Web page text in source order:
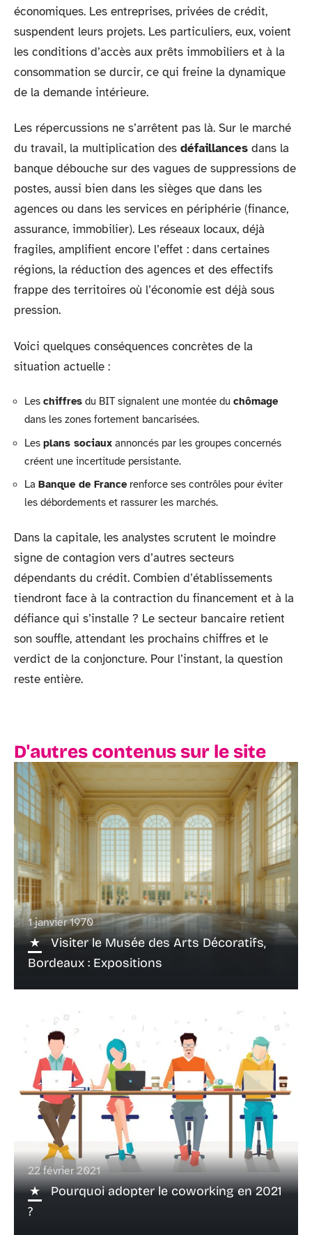
économiques. Les entreprises, privées de crédit,
suspendent leurs projets. Les particuliers, eux, voient
les conditions d’accès aux prêts immobiliers et à la
consommation se durcir, ce qui freine la dynamique
de la demande intérieure.
Les répercussions ne s’arrêtent pas là. Sur le marché
du travail, la multiplication des défaillances dans la
banque débouche sur des vagues de suppressions de
postes, aussi bien dans les sièges que dans les
agences ou dans les services en périphérie (finance,
assurance, immobilier). Les réseaux locaux, déjà
fragiles, amplifient encore l’effet : dans certaines
régions, la réduction des agences et des effectifs
frappe des territoires où l’économie est déjà sous
pression.
Voici quelques conséquences concrètes de la
situation actuelle :
Les chiffres du BIT signalent une montée du chômage
dans les zones fortement bancarisées.
Les plans sociaux annoncés par les groupes concernés
créent une incertitude persistante.
La Banque de Francerenforce ses contrôles pour éviter
les débordements et rassurer les marchés.
Dans la capitale, les analystes scrutent le moindre
signe de contagion vers d’autres secteurs
dépendants du crédit. Combien d’établissements
tiendront face à la contraction du financement et à la
défiance qui s’installe ? Le secteur bancaire retient
son souffle, attendant les prochains chiffres et le
verdict de la conjoncture. Pour l’instant, la question
reste entière.
D'autres contenus sur le site
1 janvier 1970
Visiter le Musée des Arts Décoratifs,
Bordeaux : Expositions
22 février 2021
Pourquoi adopter le coworking en 2021
?